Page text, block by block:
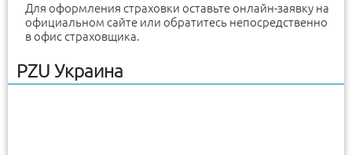
Для оформления страховки оставьте онлайн-заявку на
официальном сайте или обратитесь непосредственно
в офис страховщика.
PZU Украина